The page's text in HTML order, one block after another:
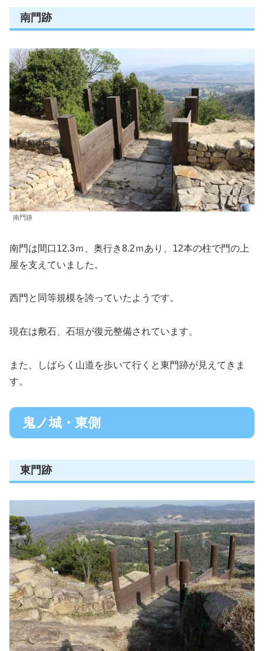
南門跡
南門跡
南門は間口12.3ｍ、奥行き8.2ｍあり、12本の柱で門の上
屋を支えていました。
西門と同等規模を誇っていたようです。
現在は敷石、石垣が復元整備されています。
また、しばらく山道を歩いて行くと東門跡が見えてきま
す。
鬼ノ城・東側
東門跡